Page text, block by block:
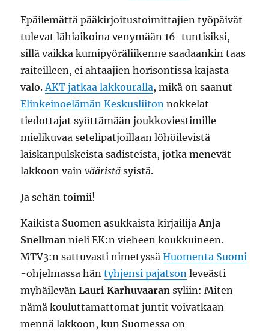
Epäilemättä pääkirjoitustoimittajien työpäivät
tulevat lähiaikoina venymään 16-tuntisiksi,
sillä vaikka kumipyöräliikenne saadaankin taas
raiteilleen, ei ahtaajien horisontissa kajasta
valo. AKT jatkaa lakkouralla, mikä on saanut
Elinkeinoelämän Keskusliiton nokkelat
tiedottajat syöttämään joukkoviestimille
mielikuvaa setelipatjoillaan löhöilevistä
laiskanpulskeista sadisteista, jotka menevät
lakkoon vainvääristä syistä.
Ja sehän toimii!
Kaikista Suomen asukkaista kirjailijaAnja
Snellman nieli EK:n vieheen koukkuineen.
MTV3:n sattuvasti nimetyssäHuomenta Suomi
-ohjelmassa häntyhjensi pajatson leveästi
myhäilevänLauri Karhuvaaran syliin: Miten
nämä kouluttamattomat juntit voivatkaan
mennä lakkoon, kun Suomessa on